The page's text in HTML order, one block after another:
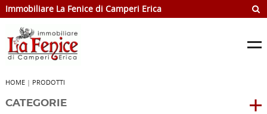
Immobiliare La Fenice di Camperi Erica
HOME| PRODOTTI
CATEGORIE